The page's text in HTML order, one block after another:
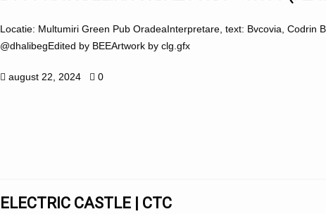
Locatie: Multumiri Green Pub OradeaInterpretare, text: Bvcovia,
@dhalibegEdited by BEE​​​Artwork by clg.gfx
august 22, 2024 0
ELECTRIC CASTLE | CTC